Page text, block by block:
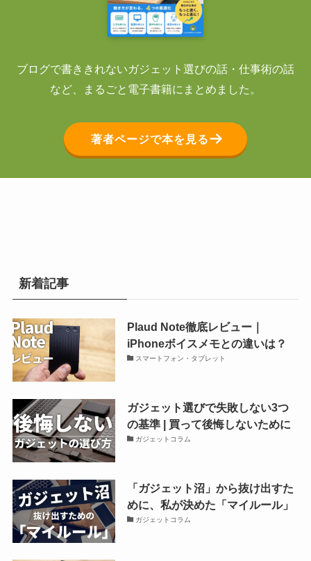
ブログで書ききれないガジェット選びの話・仕事術の話
など、まるごと電子書籍にまとめました。
著者ページで本を見る
新着記事
Plaud Note徹底レビュー｜
iPhoneボイスメモとの違いは？
スマートフォン・タブレット
ガジェット選びで失敗しない3つ
の基準 | 買って後悔しないために
ガジェットコラム
「ガジェット沼」から抜け出すた
めに、私が決めた「マイルール」
ガジェットコラム